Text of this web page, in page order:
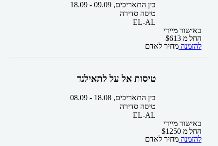
בין התאריכים, -
18.09
טיסה סדירה
EL-AL
באישור מיידי
החל מ
$613
להזמנה מחיר לאדם
טיסות אל על לתאילנד
בין התאריכים, -
08.09
טיסה סדירה
EL-AL
באישור מיידי
החל מ
$1250
להזמנה מחיר לאדם